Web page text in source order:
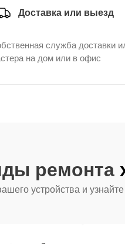
Доставка или выезд
служба доставки
на дом или в офис
ремонта
устройства и